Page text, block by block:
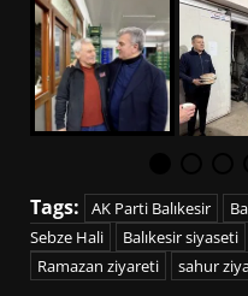
Tags: AK Parti Balıkesir
Sebze Hali
Balıkesir siyaseti
Ramazan ziyareti
sahur